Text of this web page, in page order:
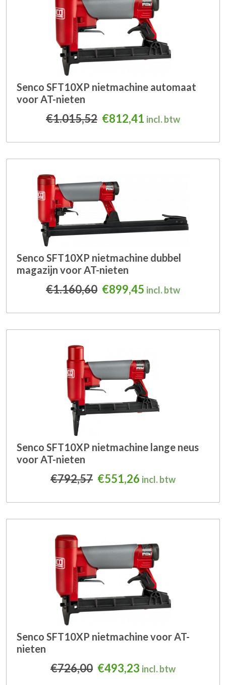
Senco SFT10XP nietmachine automaat
voor AT-nieten
€1.015,52 Oorspronkelijke prijs
€812,41 Huidige prijs is:
incl. btw
Senco SFT10XP nietmachine dubbel
magazijn voor AT-nieten
€1.160,60 Oorspronkelijke prijs
€899,45 Huidige prijs is:
incl. btw
Senco SFT10XP nietmachine lange neus
voor AT-nieten
€792,57 Oorspronkelijke prijs
€551,26 Huidige prijs is:
incl. btw
Senco SFT10XP nietmachine voor AT-
nieten
€726,00 Oorspronkelijke prijs
€493,23 Huidige prijs is:
incl. btw